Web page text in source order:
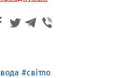
вода
світло